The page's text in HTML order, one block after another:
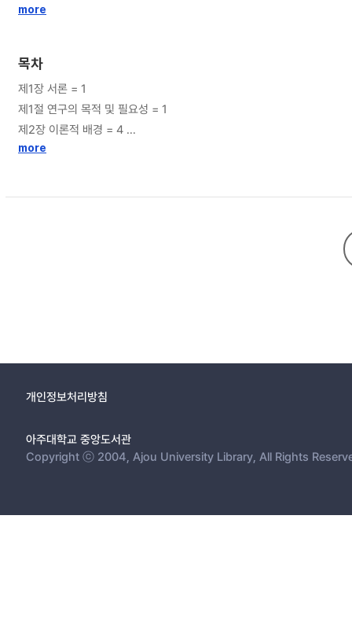
도, 단지만족도, 관리만족도에서 분당이 높은 것으로 나타났고, 종합주
족도 향상을 위해서는 단지의 무질서 근절이 시급하다. 또 영구임대주
가질 수 있도록 역량을 강화시키는 프로그램을 제공하여 주민 조직 활
대주택에 살고 있는 입주자들은 경제적으로는 다소 힘들고 어려운 상황
섬”이 아닌 주변단지와 화합할 수 있는 주거 공간이 될 수 있도록 정책이
more
목차
제1장 서론 = 1
제1절 연구의 목적 및 필요성 = 1
제2장 이론적 배경 = 4
제1절 영구임대주택 정책의 도입배경과 의의 = 4
부록(설문지) = 71
more
개인정보처리방침
아주대학교 중앙도서관
Copyright ⓒ 2004, Ajou University Library, All Rights